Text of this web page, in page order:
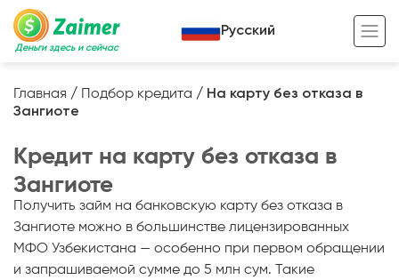
Деньги здесь и сейчас
Кредит под залог авто
Кредит под залог недвижимости
Кредит под залог спецтехники
Жизненный цикл вашего кредита
Полезные статьи
Кредитный калькулятор
Русский
Главная / Подбор кредита / На карту без отказа в
Зангиоте
Кредит на карту без отказа в
Зангиоте
Получить займ на банковскую карту без отказа в
Зангиоте можно в большинстве лицензированных
МФО Узбекистана — особенно при первом обращении
и запрашиваемой сумме до 5 млн сум. Такие